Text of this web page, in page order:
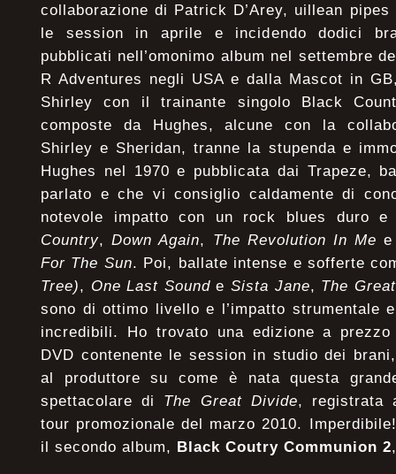
collaborazione di Patrick D’Arey, uillean
le session in aprile e incidendo dodici
pubblicati nell’omonimo album nel settembre
R Adventures negli USA e dalla Mascot in
Shirley con il trainante singolo Black
composte da Hughes, alcune con la
Shirley e Sheridan, tranne la stupenda e
Hughes nel 1970 e pubblicata dai Trapeze,
parlato e che vi consiglio caldamente di
notevole impatto con un rock blues duro
Country,Down Again, The Revolution In Me
For The Sun. Poi, ballate intense e sofferte
Tree), One Last SoundeSista Jane, The
sono di ottimo livello e l’impatto strumentale
incredibili. Ho trovato una edizione a
DVD contenente le session in studio dei
al produttore su come è nata questa
spettacolare di The Great Divide, registrata
tour promozionale del marzo 2010.
il secondo album, Black Coutry Communion 2